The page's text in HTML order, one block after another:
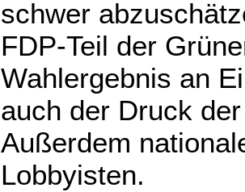
schwer
FDP-Teil der
Wahlergebnis an
auch der Druck
Außerdem
Lobbyisten.